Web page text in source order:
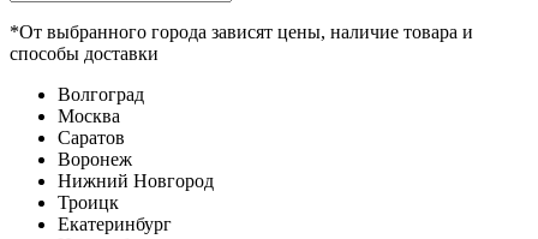
*От выбранного города зависят цены, наличие товара и
способы доставки
Волгоград
Москва
Саратов
Воронеж
Нижний Новгород
Троицк
Екатеринбург